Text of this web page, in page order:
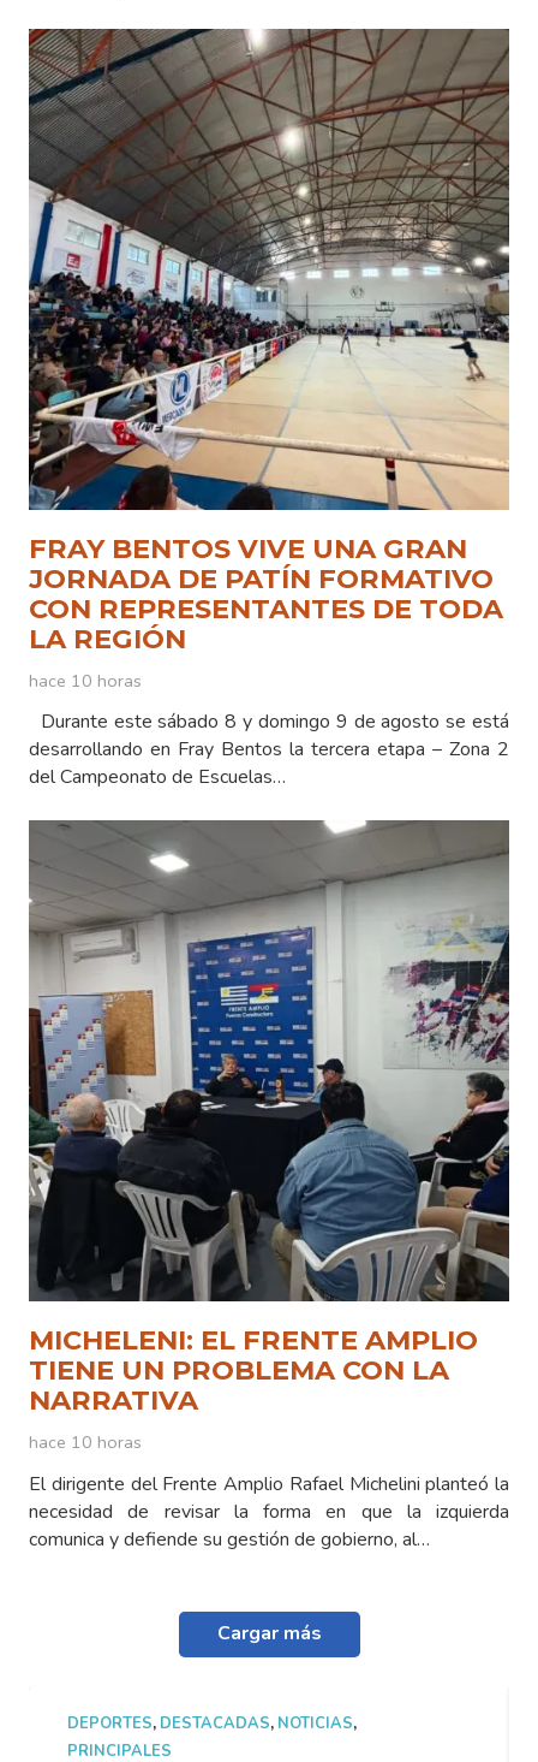
FRAY BENTOS VIVE UNA GRAN
JORNADA DE PATÍN FORMATIVO
CON REPRESENTANTES DE TODA
LA REGIÓN
hace 10 horas
Durante este sábado 8 y domingo 9 de agosto se está
desarrollando en Fray Bentos la tercera etapa – Zona 2
del Campeonato de Escuelas…
MICHELENI: EL FRENTE AMPLIO
TIENE UN PROBLEMA CON LA
NARRATIVA
hace 10 horas
El dirigente del Frente Amplio Rafael Michelini planteó la
necesidad de revisar la forma en que la izquierda
comunica y defiende su gestión de gobierno, al…
Cargar más
DEPORTES, DESTACADAS, NOTICIAS,
PRINCIPALES